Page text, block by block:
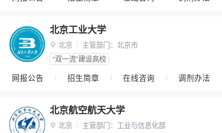
北京工业大学
 北京 主管部门： 北京市
“双一流”建设高校
网报公告 招生简章 在线咨询 调剂办法
北京航空航天大学
 北京 主管部门： 工业与信息化部